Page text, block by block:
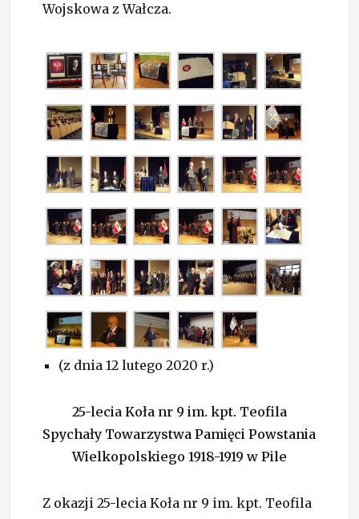
Wojskowa z Wałcza.
(z dnia 12 lutego 2020 r.)
25-lecia Koła nr 9 im. kpt. Teofila
Spychały Towarzystwa Pamięci Powstania
Wielkopolskiego 1918-1919 w Pile
Z okazji 25-lecia Koła nr 9 im. kpt. Teofila